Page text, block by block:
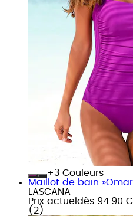
+
Couleurs
Maillot de bain
LASCANA
Prix actuel dès 94.90
( 2 )